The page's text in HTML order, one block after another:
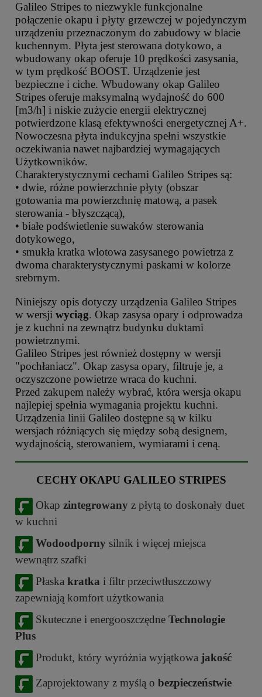
Galileo Stripes to niezwykle funkcjonalne
połączenie okapu i płyty grzewczej w pojedynczym
urządzeniu przeznaczonym do zabudowy w blacie
kuchennym. Płyta jest sterowana dotykowo, a
wbudowany okap oferuje 10 prędkości zasysania,
w tym prędkość BOOST. Urządzenie jest
bezpieczne i ciche. Wbudowany okap Galileo
Stripes oferuje maksymalną wydajność do 600
[m3/h] i niskie zużycie energii elektrycznej
potwierdzone klasą efektywności energetycznej A+.
Nowoczesna płyta indukcyjna spełni wszystkie
oczekiwania nawet najbardziej wymagających
Użytkowników.
Charakterystycznymi cechami Galileo Stripes są:
• dwie, różne powierzchnie płyty (obszar
gotowania ma powierzchnię matową, a pasek
sterowania - błyszczącą),
• białe podświetlenie suwaków sterowania
dotykowego,
• smukła kratka wlotowa zasysanego powietrza z
dwoma charakterystycznymi paskami w kolorze
srebrnym.
Niniejszy opis dotyczy urządzenia Galileo Stripes
w wersji wyciąg. Okap zasysa opary i odprowadza
je z kuchni na zewnątrz budynku duktami
powietrznymi.
Galileo Stripes jest również dostępny w wersji
"pochłaniacz". Okap zasysa opary, filtruje je, a
oczyszczone powietrze wraca do kuchni.
Przed zakupem należy wybrać, która wersja okapu
najlepiej spełnia wymagania projektu kuchni.
Urządzenia linii Galileo dostępne są w kilku
wersjach różniących się między sobą designem,
wydajnością, sterowaniem, wymiarami i ceną.
CECHY OKAPU GALILEO STRIPES
Okap zintegrowany z płytą to doskonały duet
w kuchni
Wodoodporny silnik i więcej miejsca
wewnątrz szafki
Płaska kratka i filtr przeciwtłuszczowy
zapewniają komfort użytkowania
Skuteczne i energooszczędne Technologie
Plus
Produkt, który wyróżnia wyjątkowa jakość
Zaprojektowany z myślą o bezpieczeństwie